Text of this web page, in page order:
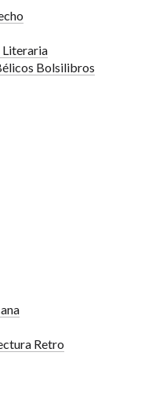
Literaria
Bolsilibros
Retro